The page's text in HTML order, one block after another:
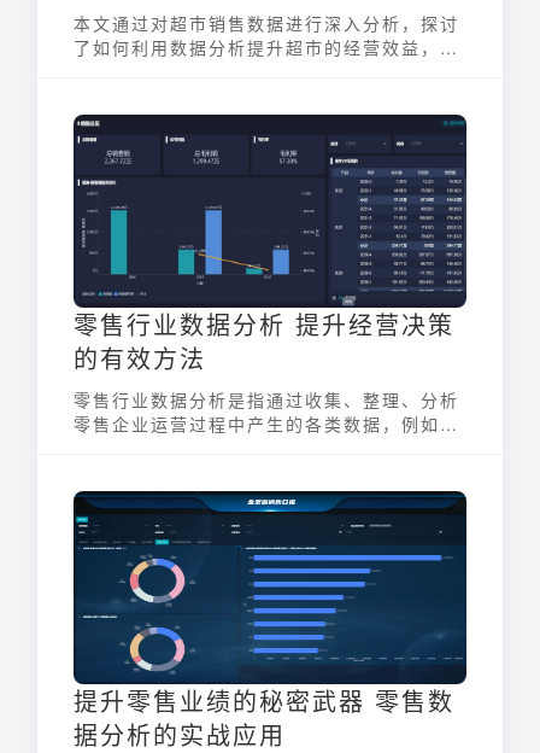
本文通过对超市销售数据进行深入分析，探讨
了如何利用数据分析提升超市的经营效益，为
零售行业数据分析 提升经营决策
的有效方法
零售行业数据分析是指通过收集、整理、分析
零售企业运营过程中产生的各类数据，例如销
持。它不仅帮助零售商更好地了解市场趋势和
顾客需求，还能优化运营效率、提升盈利能
力。数据分析已成为零售企业在激烈的市场竞
争中保持优势的关键手段。
提升零售业绩的秘密武器 零售数
据分析的实战应用